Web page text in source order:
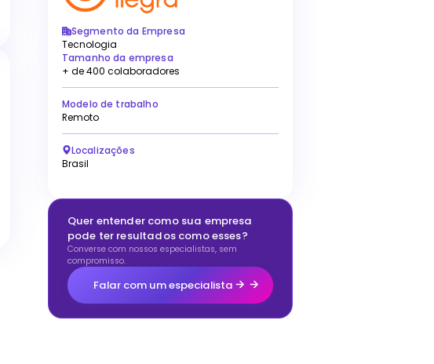
Segmento da Empresa
Tecnologia
Tamanho da empresa
+ de 400 colaboradores
Modelo de trabalho
Remoto
Localizações
Brasil
Quer entender como sua empresa
pode ter resultados como esses?
Converse com nossos especialistas, sem
compromisso.
Falar com um especialista